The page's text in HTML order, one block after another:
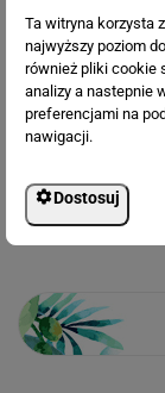
Cena po
Ta witryna korzysta
najwyższy poziom
również pliki cookie
analizy a nastepnie
preferencjami na
nawigacji.
Dostosuj